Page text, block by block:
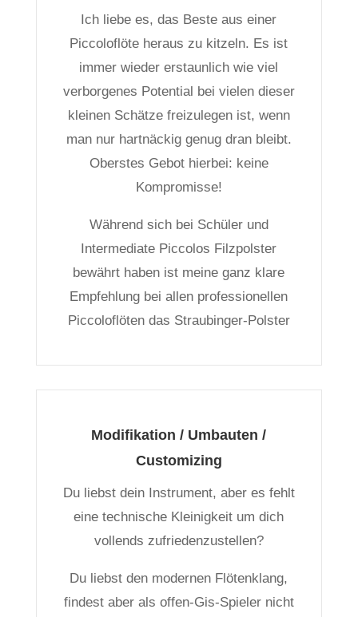
Ich liebe es, das Beste aus einer
Piccoloflöte heraus zu kitzeln. Es ist
immer wieder erstaunlich wie viel
verborgenes Potential bei vielen dieser
kleinen Schätze freizulegen ist, wenn
man nur hartnäckig genug dran bleibt.
Oberstes Gebot hierbei: keine
Kompromisse!
Während sich bei Schüler und
Intermediate Piccolos Filzpolster
bewährt haben ist meine ganz klare
Empfehlung bei allen professionellen
Piccoloflöten das Straubinger-Polster
Modifikation / Umbauten /
Customizing
Du liebst dein Instrument, aber es fehlt
eine technische Kleinigkeit um dich
vollends zufriedenzustellen?
Du liebst den modernen Flötenklang,
findest aber als offen-Gis-Spieler nicht